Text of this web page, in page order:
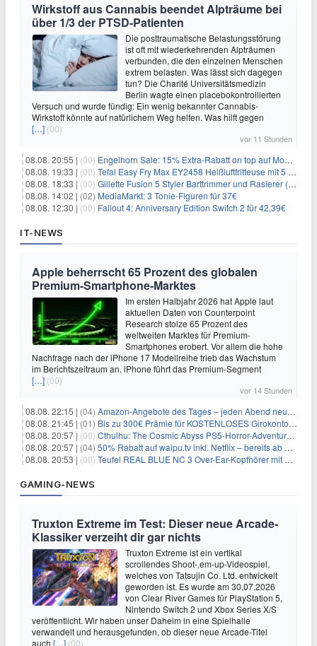
Wirkstoff aus Cannabis beendet Alpträume bei
über 1/3 der PTSD-Patienten
Die posttraumatische Belastungsstörung
ist oft mit wiederkehrenden Alpträumen
verbunden, die den einzelnen Menschen
extrem belasten. Was lässt sich dagegen
tun? Die Charité Universitätsmedizin
Berlin wagte einen placebokontrollierten
Versuch und wurde fündig: Ein wenig bekannter Cannabis-
Wirkstoff könnte auf natürlichem Weg helfen. Was hilft gegen
[…] (00)
vor 11 Stunden
08.08. 20:55 | (00) Engelhorn Sale: 15% Extra-Rabatt on top auf Mode- und Sport-Artikel
08.08. 19:33 | (00) Tefal Easy Fry Max EY2458 Heißluftfritteuse mit 5 Litern für 64,99€
08.08. 18:33 | (00) Gillette Fusion 5 Styler Barttrimmer und Rasierer (All in One) für 16€
08.08. 14:02 | (02) MediaMarkt: 3 Tonie-Figuren für 37€
08.08. 12:30 | (00) Fallout 4: Anniversary Edition Switch 2 für 42,39€
IT-NEWS
Apple beherrscht 65 Prozent des globalen
Premium-Smartphone-Marktes
Im ersten Halbjahr 2026 hat Apple laut
aktuellen Daten von Counterpoint
Research stolze 65 Prozent des
weltweiten Marktes für Premium-
Smartphones erobert. Vor allem die hohe
Nachfrage nach der iPhone 17 Modellreihe trieb das Wachstum
im Berichtszeitraum an. iPhone führt das Premium-Segment
[…] (00)
vor 14 Stunden
08.08. 22:15 | (04) Amazon-Angebote des Tages – jeden Abend neue Deals zum Stöbern
08.08. 21:45 | (01) Bis zu 300€ Prämie für KOSTENLOSES Girokonto bei der Santander – 50€ schon nach 1 Woche!
08.08. 20:57 | (00) Cthulhu: The Cosmic Abyss PS5-Horror-Adventure für 27,99€
08.08. 20:57 | (04) 50% Rabatt auf waipu.tv inkl. Netflix – bereits ab 9€/Monat (statt 17,99€)
08.08. 20:53 | (00) Teufel REAL BLUE NC 3 Over-Ear-Kopfhörer mit ANC für 149,99€
GAMING-NEWS
Truxton Extreme im Test: Dieser neue Arcade-
Klassiker verzeiht dir gar nichts
Truxton Extreme ist ein vertikal
scrollendes Shoot-‚em-up-Videospiel,
welches von Tatsujin Co. Ltd. entwickelt
geworden ist. Es wurde am 30.07.2026
von Clear River Games für PlayStation 5,
Nintendo Switch 2 und Xbox Series X/S
veröffentlicht. Wir haben unser Daheim in eine Spielhalle
verwandelt und herausgefunden, ob dieser neue Arcade-Titel
auch […] (00)